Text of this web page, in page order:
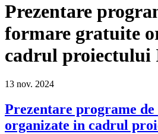
Prezentare
formare gratuite
cadrul proiectului
13 nov. 2024
Prezentare programe
organizate in cadrul